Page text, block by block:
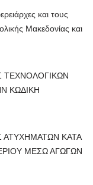
και τους
Μακεδονίας και
ΤΕΧΝΟΛΟΓΙΚΩΝ
ΚΩΔΙΚΗ
ΑΤΥΧΗΜΑΤΩΝ ΚΑΤΑ
ΜΕΣΩ ΑΓΩΓΩΝ